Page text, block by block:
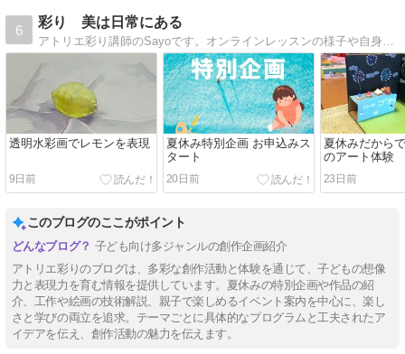
6
彩り 美は日常にある
透明水彩画でレモンを表現
9日前
夏休み特別企画 お申込みス
タート
20日前
夏休みだから
のアート体験
23日前
このブログのここがポイント
子ども向け多ジャンルの創作企画紹介
アトリエ彩りのブログは、多彩な創作活動と体験を通じて、子どもの想像
力と表現力を育む情報を提供しています。夏休みの特別企画や作品の紹
介、工作や絵画の技術解説、親子で楽しめるイベント案内を中心に、楽し
さと学びの両立を追求。テーマごとに具体的なプログラムと工夫されたア
イデアを伝え、創作活動の魅力を伝えます。